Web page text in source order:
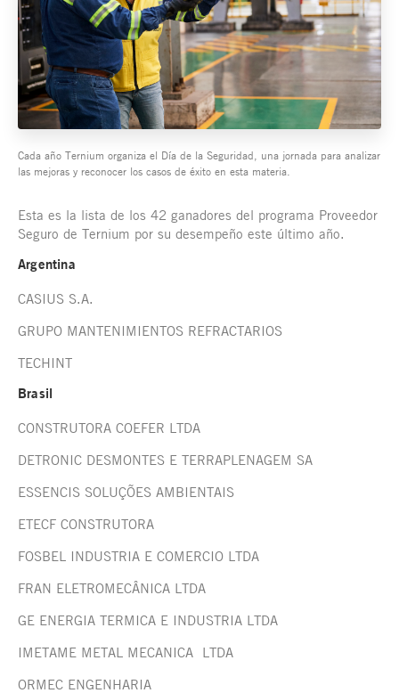
Cada año Ternium organiza el Día de la Seguridad, una jornada para analizar
las mejoras y reconocer los casos de éxito en esta materia.
Esta es la lista de los 42 ganadores del programa Proveedor
Seguro de Ternium por su desempeño este último año.
Argentina
CASIUS S.A.
GRUPO MANTENIMIENTOS REFRACTARIOS
TECHINT
Brasil
CONSTRUTORA COEFER LTDA
DETRONIC DESMONTES E TERRAPLENAGEM SA
ESSENCIS SOLUÇÕES AMBIENTAIS
ETECF CONSTRUTORA
FOSBEL INDUSTRIA E COMERCIO LTDA
FRAN ELETROMECÂNICA LTDA
GE ENERGIA TERMICA E INDUSTRIA LTDA
IMETAME METAL MECANICA LTDA
ORMEC ENGENHARIA